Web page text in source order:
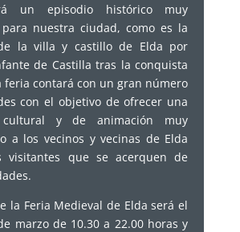
un episodio histórico muy
nuestra ciudad, como es la
la villa y castillo de Elda por
de Castilla tras la conquista
feria contará con un gran número
con el objetivo de ofrecer una
cultural y de animación muy
a los vecinos y vecinas de Elda
visitantes que se acerquen de
la Feria Medieval de Elda será el
marzo de 10.30 a 22.00 horas y